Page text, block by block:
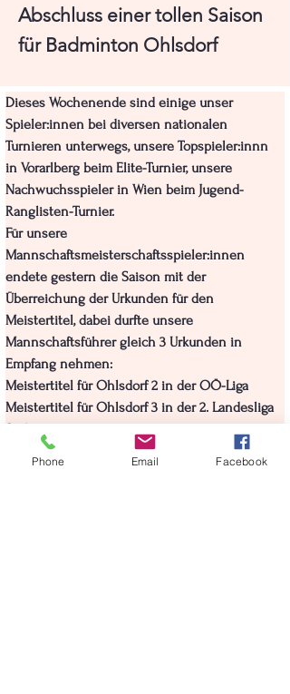
Abschluss einer tollen Saison
für Badminton Ohlsdorf
Dieses Wochenende sind einige unser
Spieler:innen bei diversen nationalen
Turnieren unterwegs, unsere Topspieler:innn
in Vorarlberg beim Elite-Turnier, unsere
Nachwuchsspieler in Wien beim Jugend-
Ranglisten-Turnier.
Für unsere
Mannschaftsmeisterschaftsspieler:innen
endete gestern die Saison mit der
Überreichung der Urkunden für den
Meistertitel, dabei durfte unsere
Mannschaftsführer gleich 3 Urkunden in
Empfang nehmen:
Meistertitel für Ohlsdorf 2 in der OÖ-Liga
Meistertitel für Ohlsdorf 3 in der 2. Landesliga
Süd
Meisteritel für Ohlsdorf 4 in der 2. Klasse Süd
Phone Email Facebook